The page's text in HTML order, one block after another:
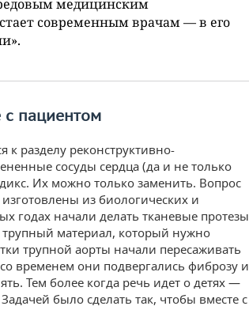
медицинским
современным врачам — в его
с пациентом
к разделу реконструктивно-
сосуды сердца (да и не только
Их можно только заменить. Вопрос
из биологических и
годах начали делать тканевые протезы
трупный материал, который нужно
трупной аорты начали пересаживать
временем они подвергались фиброзу и
Тем более когда речь идет о детях —
было сделать так, чтобы вместе с